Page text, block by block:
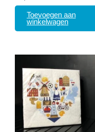
Toevoegen aan
winkelwagen